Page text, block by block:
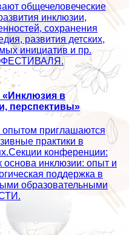
общечеловеческие
инклюзии,
сохранения
развития детских,
инициатив и пр.
«Инклюзия в
перспективы»
опытом приглашаются
практики в
конференции:
инклюзии: опыт и
поддержка в
образовательными